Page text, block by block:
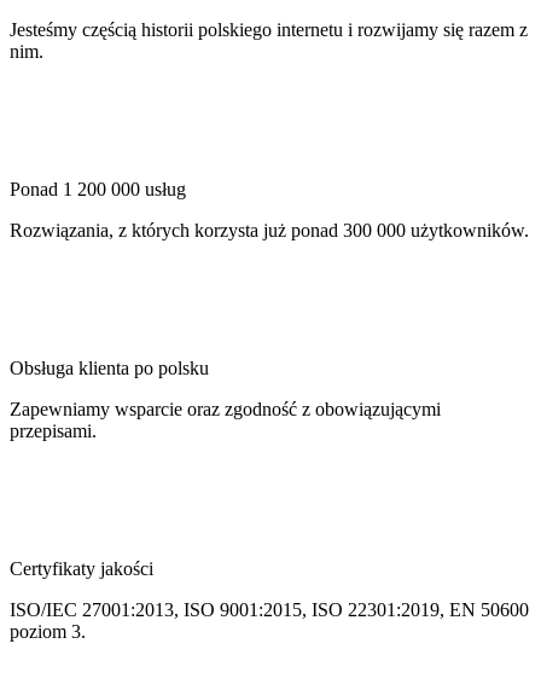
Jesteśmy częścią historii polskiego internetu i rozwijamy się razem z
nim.
Ponad 1 200 000 usług
Rozwiązania, z których korzysta już ponad 300 000 użytkowników.
Obsługa klienta po polsku
Zapewniamy wsparcie oraz zgodność z obowiązującymi
przepisami.
Certyfikaty jakości
ISO/IEC 27001:2013, ISO 9001:2015, ISO 22301:2019, EN 50600
poziom 3.